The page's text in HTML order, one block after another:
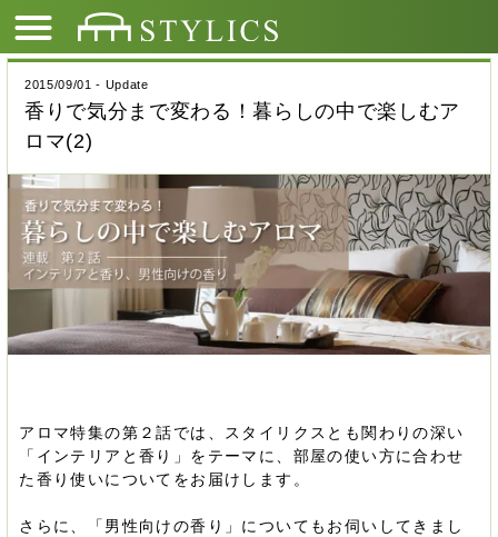
2015/09/01 - Update
香りで気分まで変わる！暮らしの中で楽しむア
ロマ(2)
アロマ特集の第２話では、スタイリクスとも関わりの深い
「インテリアと香り」をテーマに、部屋の使い方に合わせ
た香り使いについてをお届けします。
さらに、「男性向けの香り」についてもお伺いしてきまし